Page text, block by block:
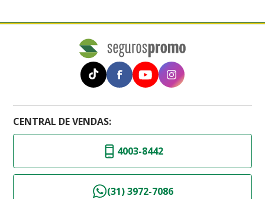
CENTRAL DE VENDAS:
4003-8442
(31) 3972-7086